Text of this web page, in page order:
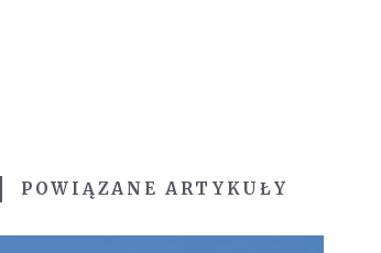
POWIĄZANE ARTYKUŁY